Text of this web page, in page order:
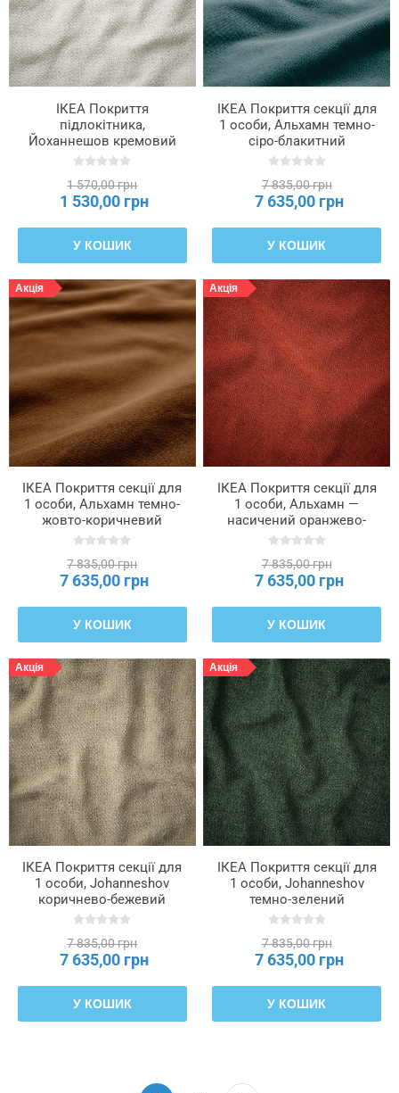
ІКЕА Покриття
підлокітника,
Йоханнешов кремовий
SÖDERHAMN, 306.293.96
1 570,00 грн
1 530,00 грн
У КОШИК
ІКЕА Покриття секції для
1 особи, Альхамн темно-
сіро-блакитний
SÖDERHAMN, 506.294.42
7 835,00 грн
7 635,00 грн
У КОШИК
Акція
ІКЕА Покриття секції для
1 особи, Альхамн темно-
жовто-коричневий
SÖDERHAMN, 606.294.27
7 835,00 грн
7 635,00 грн
У КОШИК
Акція
ІКЕА Покриття секції для
1 особи, Альхамн —
насичений оранжево-
червоний SÖDERHAMN,
7 835,00 грн
7 635,00 грн
У КОШИК
Акція
ІКЕА Покриття секції для
1 особи, Johanneshov
коричнево-бежевий
SÖDERHAMN, 206.294.05
7 835,00 грн
7 635,00 грн
У КОШИК
Акція
ІКЕА Покриття секції для
1 особи, Johanneshov
темно-зелений
SÖDERHAMN, 606.294.13
7 835,00 грн
7 635,00 грн
У КОШИК